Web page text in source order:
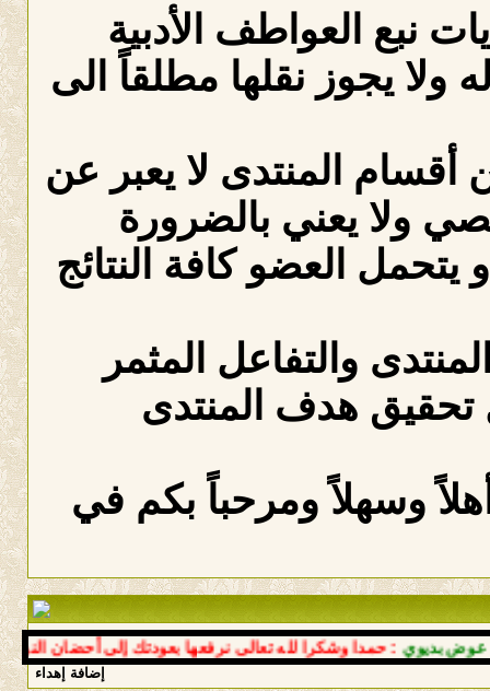
نبع العواطف الأدبية
ولا يجوز نقلها مطلقاً الى
المنتدى لا يعبر عن
ولا يعني بالضرورة
العضو كافة النتائج
والتفاعل المثمر
هدف المنتدى
وسهلاً ومرحباً بكم في
: حمدا وشكرا لله تعالى نرفعها بعودتك إلى أحضان النبع
إضافة إهداء